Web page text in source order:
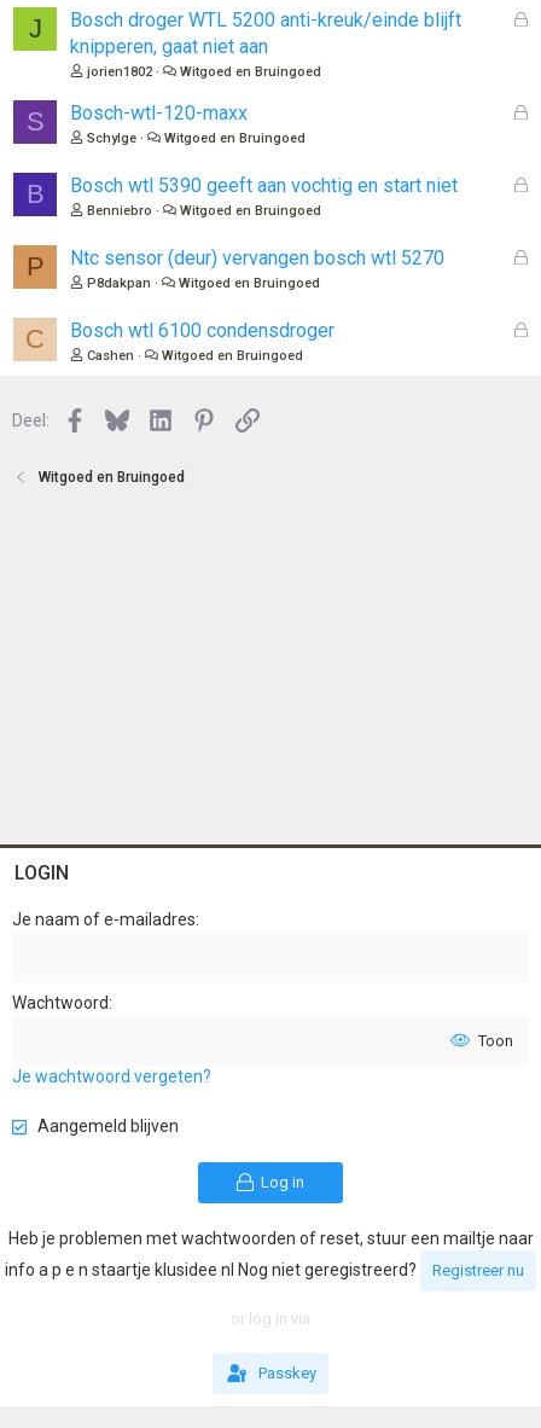
J
G
o
Bosch droger WTL 5200 anti-kreuk/einde blijft
knipperen, gaat niet aan
jorien1802 Witgoed en Bruingoed
S
G
n
Bosch-wtl-120-maxx
Schylge Witgoed en Bruingoed
B
G
n
Bosch wtl 5390 geeft aan vochtig en start niet
Benniebro Witgoed en Bruingoed
P
G
Ntc sensor (deur) vervangen bosch wtl 5270
P8dakpan Witgoed en Bruingoed
C
G
Bosch wtl 6100 condensdroger
Cashen Witgoed en Bruingoed
Deel: Facebook
BlueskyLinkedInPinterest
Link
Witgoed en Bruingoed
LOGIN
Je naam of e-mailadres
Wachtwoord
Toon
Je wachtwoord vergeten?
Aangemeld blijven
Log in
Heb je problemen met wachtwoorden of reset, stuur een mailtje naar
info a p e n staartje klusidee nl Nog niet geregistreerd?
Registreer nu
or log in via
Passkey